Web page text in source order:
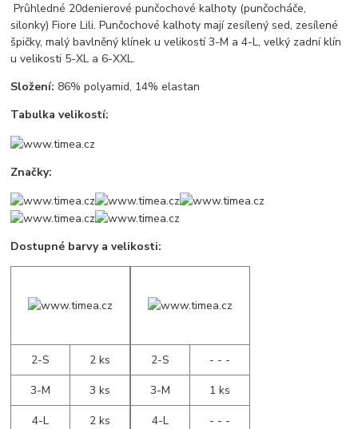
Průhledné 20denierové punčochové kalhoty (punčocháče,
silonky) Fiore Lili. Punčochové kalhoty mají zesílený sed, zesílené
špičky, malý bavlněný klínek u velikostí 3-M a 4-L, velký zadní klín
u velikosti 5-XL a 6-XXL.
Složení: 86% polyamid, 14% elastan
Tabulka velikostí:
Značky:
Dostupné barvy a velikosti:
2-S
2 ks
3-M
3 ks
4-L
2 ks
2-S
- - -
3-M
1 ks
4-L
- - -